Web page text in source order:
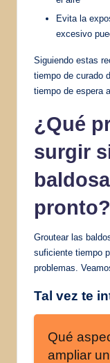
Evita la
excesivo
Siguiendo estas
tiempo de curado
tiempo de espera
¿Qué
surgir
pronto?
Groutear las
suficiente tiempo
problemas.
Tal vez te
Qué
ampliar